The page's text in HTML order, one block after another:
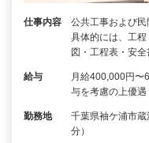
仕事内容
公共工事および民
具体的には、工
図・工程表・安
給与
月給400,000円
与を考慮の上優遇
勤務地
千葉県袖ケ浦市
分）